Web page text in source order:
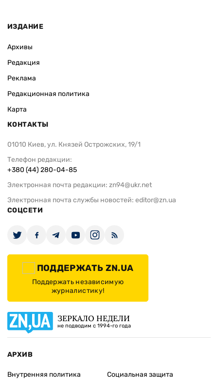
ИЗДАНИЕ
Архивы
Редакция
Реклама
Редакционная политика
Карта
КОНТАКТЫ
01010 Киев, ул. Князей Острожских, 19/1
Телефон редакции:
+380 (44) 280-04-85
Электронная почта редакции: zn94@ukr.net
Электронная почта службы новостей: editor@zn.ua
СОЦСЕТИ
ПОДДЕРЖАТЬ ZN.UA
Поддержать независимую
журналистику!
ЗЕРКАЛО НЕДЕЛИ
не подводим с 1994-го года
АРХИВ
Внутренняя политика
Социальная защита